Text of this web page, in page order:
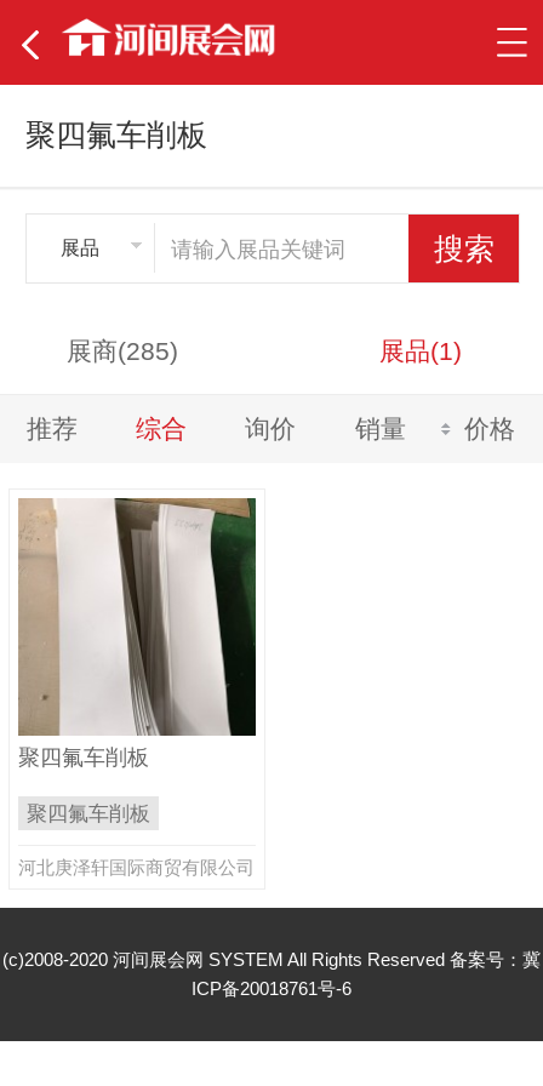
聚四氟车削板
展品
展商(285) 展品(1)
推荐 综合 询价 销量 价格
聚四氟车削板
聚四氟车削板
河北庚泽轩国际商贸有限公司
(c)2008-2020 河间展会网 SYSTEM All Rights Reserved 备案号： 冀
ICP备20018761号-6